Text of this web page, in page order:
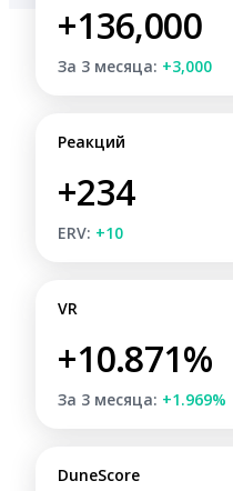
+136,000
За 3 месяца: +3,000
Реакций
+234
ERV: +10
VR
+10.871%
За 3 месяца: +1.969%
DuneScore